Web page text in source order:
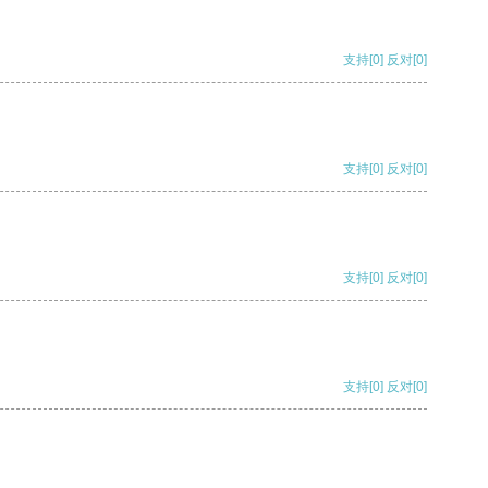
支持[0] 反对[0]
支持[0] 反对[0]
支持[0] 反对[0]
支持[0] 反对[0]